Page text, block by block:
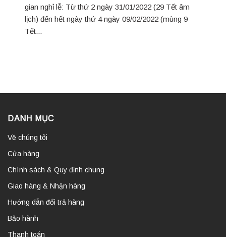
gian nghỉ lễ: Từ thứ 2 ngày 31/01/2022 (29 Tết âm
lịch) đến hết ngày thứ 4 ngày 09/02/2022 (mùng 9
Tết...
DANH MỤC
Về chúng tôi
Cửa hàng
Chính sách & Quy định chung
Giao hàng & Nhận hàng
Hướng dẫn đổi trả hàng
Bảo hành
Thanh toán